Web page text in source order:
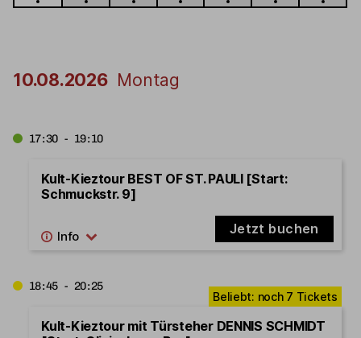
10.08.2026 Montag
17:30 - 19:10
Kult-Kieztour BEST OF ST. PAULI [Start:
Schmuckstr. 9]
Jetzt buchen
18:45 - 20:25
Kult-Kieztour mit Türsteher DENNIS SCHMIDT